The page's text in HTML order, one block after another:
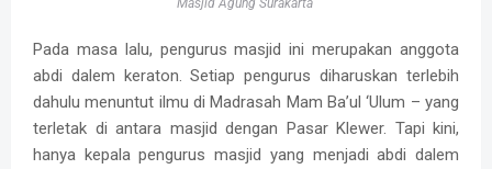
Pada masa lalu, pengurus masjid ini merupakan anggota
abdi dalem keraton. Setiap pengurus diharuskan terlebih
dahulu menuntut ilmu di Madrasah Mam Ba’ul ‘Ulum – yang
terletak di antara masjid dengan Pasar Klewer. Tapi kini,
hanya kepala pengurus masjid yang menjadi abdi dalem